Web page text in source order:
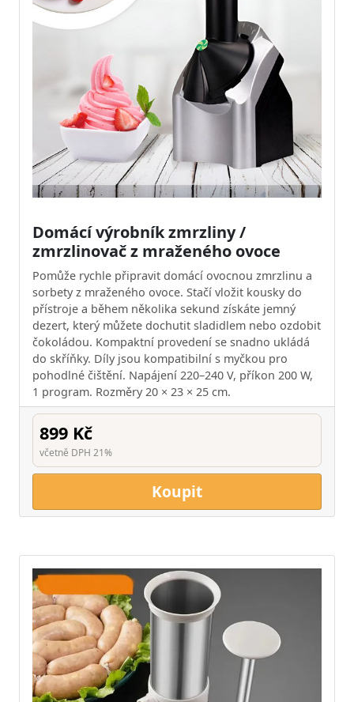
Domácí výrobník zmrzliny /
zmrzlinovač z mraženého ovoce
Pomůže rychle připravit domácí ovocnou zmrzlinu a
sorbety z mraženého ovoce. Stačí vložit kousky do
přístroje a během několika sekund získáte jemný
dezert, který můžete dochutit sladidlem nebo ozdobit
čokoládou. Kompaktní provedení se snadno ukládá
do skříňky. Díly jsou kompatibilní s myčkou pro
pohodlné čištění. Napájení 220–240 V, příkon 200 W,
1 program. Rozměry 20 × 23 × 25 cm.
899 Kč
včetně DPH 21%
Koupit